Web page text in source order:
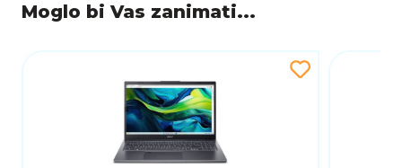
platforme koja najbolje odgovara njihovim
potrebama. ASUS E1504FA-BQA2786 idealan je
Moglo bi Vas zanimati...